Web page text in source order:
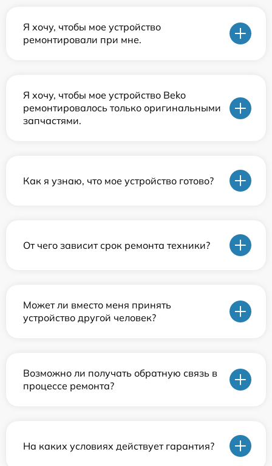
Я хочу, чтобы мое устройство
ремонтировали при мне.
Я хочу, чтобы мое устройство Beko
ремонтировалось только оригинальными
запчастями.
Как я узнаю, что мое устройство готово?
От чего зависит срок ремонта техники?
Может ли вместо меня принять
устройство другой человек?
Возможно ли получать обратную связь в
процессе ремонта?
На каких условиях действует гарантия?